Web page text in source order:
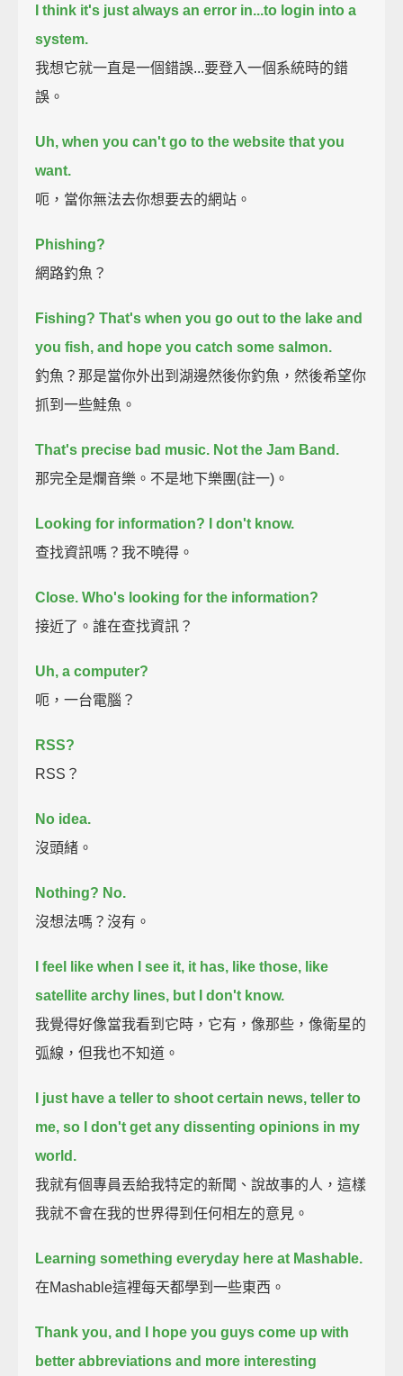
I think it's just always an error in...to login into a
system.
我想它就一直是一個錯誤...要登入一個系統時的錯
誤。
Uh, when you can't go to the website that you
want.
呃，當你無法去你想要去的網站。
Phishing?
網路釣魚？
Fishing? That's when you go out to the lake and
you fish, and hope you catch some salmon.
釣魚？那是當你外出到湖邊然後你釣魚，然後希望你
抓到一些鮭魚。
That's precise bad music. Not the Jam Band.
那完全是爛音樂。不是地下樂團(註一)。
Looking for information? I don't know.
查找資訊嗎？我不曉得。
Close. Who's looking for the information?
接近了。誰在查找資訊？
Uh, a computer?
呃，一台電腦？
RSS?
RSS？
No idea.
沒頭緒。
Nothing? No.
沒想法嗎？沒有。
I feel like when I see it, it has, like those, like
satellite archy lines, but I don't know.
我覺得好像當我看到它時，它有，像那些，像衛星的
弧線，但我也不知道。
I just have a teller to shoot certain news, teller to
me, so I don't get any dissenting opinions in my
world.
我就有個專員丟給我特定的新聞、說故事的人，這樣
我就不會在我的世界得到任何相左的意見。
Learning something everyday here at Mashable.
在Mashable這裡每天都學到一些東西。
Thank you, and I hope you guys come up with
better abbreviations and more interesting